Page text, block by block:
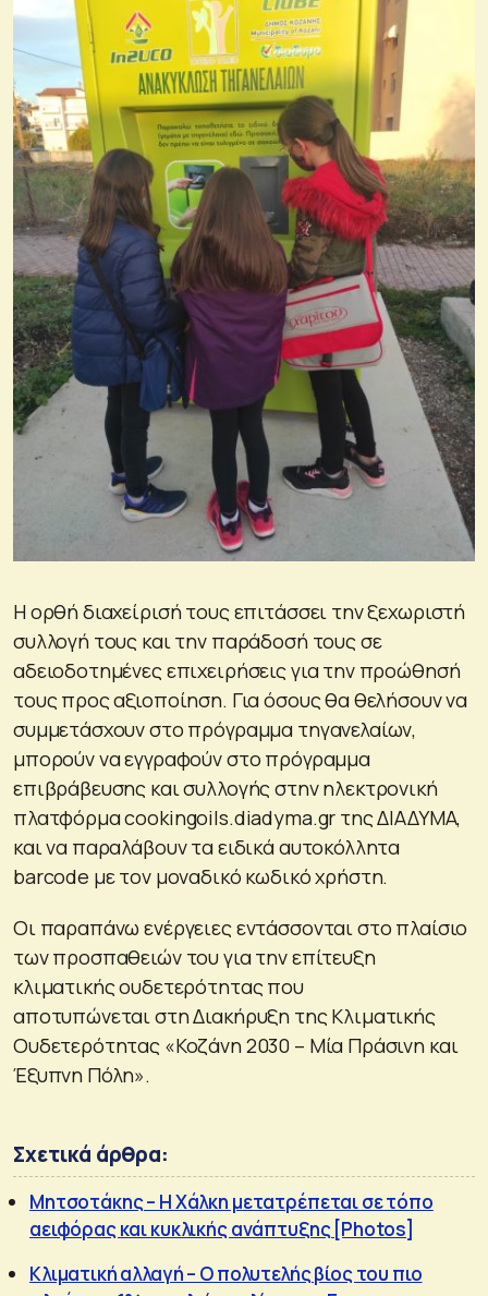
Η ορθή διαχείρισή τους επιτάσσει την ξεχωριστή
συλλογή τους και την παράδοσή τους σε
αδειοδοτημένες επιχειρήσεις για την προώθησή
τους προς αξιοποίηση. Για όσους θα θελήσουν να
συμμετάσχουν στο πρόγραμμα τηγανελαίων,
μπορούν να εγγραφούν στο πρόγραμμα
επιβράβευσης και συλλογής στην ηλεκτρονική
πλατφόρμα cookingoils.diadyma.gr της ΔΙΑΔΥΜΑ,
και να παραλάβουν τα ειδικά αυτοκόλλητα
barcode με τον μοναδικό κωδικό χρήστη.
Οι παραπάνω ενέργειες εντάσσονται στο πλαίσιο
των προσπαθειών του για την επίτευξη
κλιματικής ουδετερότητας που
αποτυπώνεται στη Διακήρυξη της Κλιματικής
Ουδετερότητας «Κοζάνη 2030 – Μία Πράσινη και
Έξυπνη Πόλη».
Σχετικά άρθρα:
Μητσοτάκης – Η Χάλκη μετατρέπεται σε τόπο
αειφόρας και κυκλικής ανάπτυξης [Photos]
Κλιματική αλλαγή – Ο πολυτελής βίος του πιο